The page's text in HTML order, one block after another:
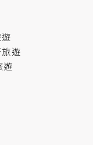
遊
遊